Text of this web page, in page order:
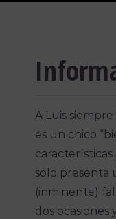
A Luis
es un chico
características
solo presenta
(inminente)
dos